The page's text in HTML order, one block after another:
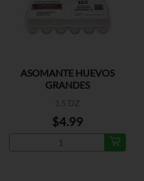
ASOMANTE HUEVOS
GRANDES
1.5 DZ
$4.99